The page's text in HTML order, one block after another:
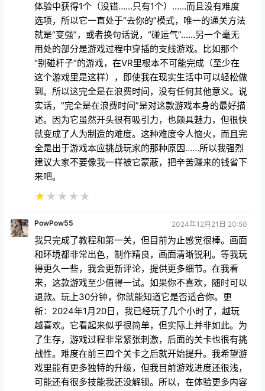
体验中获得1个（没错……只有1个）……而且没有难度
选项，所以它一直处于“去你的”模式，唯一的通关方法
就是“变强”，或者换句话说，“碰运气”……另一个毫无
用处的部分是游戏过程中穿插的支线游戏。比如那个
“别碰杆子”的游戏，在VR里根本不可能完成（至少在
这个游戏里是这样），即使我在现实生活中可以轻松做
到。所以这完全是在浪费时间，没有任何其他意义。说
实话，“完全是在浪费时间”是对这款游戏本身的最好描
述。因为它虽然开头很有吸引力，也颇具魅力，但很快
就变成了人为制造的难度。这种难度令人恼火，而且完
全是出于游戏本应挑战玩家的那种原因……所以我强烈
建议大家不要像我一样被它蒙蔽，把辛苦赚来的钱省下
来吧。
★★ ★ ★ ★
PowPow55 2024年12月21日 20:50
我只完成了教程和第一关，但目前为止感觉很棒。画面
和环境都非常出色，制作精良，画面清晰锐利。等我玩
得更久一些，我会更新评论，提供更多细节。在我看
来，这款游戏至少值得一试。如果你不喜欢，随时可以
退款。玩上30分钟，你就能知道它是否适合你。更
新：2024年1月20日，我已经玩了几个小时了，越玩
越喜欢。它看起来似乎很简单，但实际上并非如此。为
了生存，游戏过程非常紧张刺激，后面的关卡也很有挑
战性。难度在前三四个关卡之后就开始提升。我希望游
戏里能有更多独特的升级，但我目前游戏进度还很浅，
可能还有很多技能我还没解锁。所以，在体验更多内容